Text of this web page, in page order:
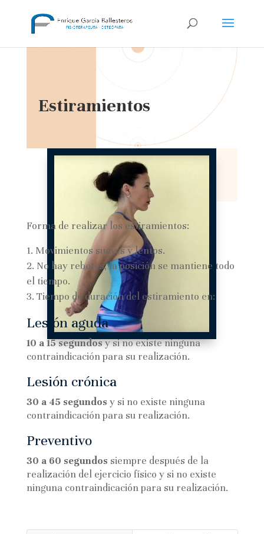
Estiramientos
Forma de realizar los estiramientos:
Movimientos suaves y lentos.
No hay rebotes, la posición se mantiene todo
el tiempo.
Tiempo de duración del estiramiento en:
Lesión aguda
10 a 15 segundosy si no existe ninguna
contraindicación para su realización.
Lesión crónica
30 a 45 segundos y si no existe ninguna
contraindicación para su realización.
Preventivo
30 a 60 segundos siempre después de la
realización del ejercicio físico y si no existe
ninguna contraindicación para su realización.